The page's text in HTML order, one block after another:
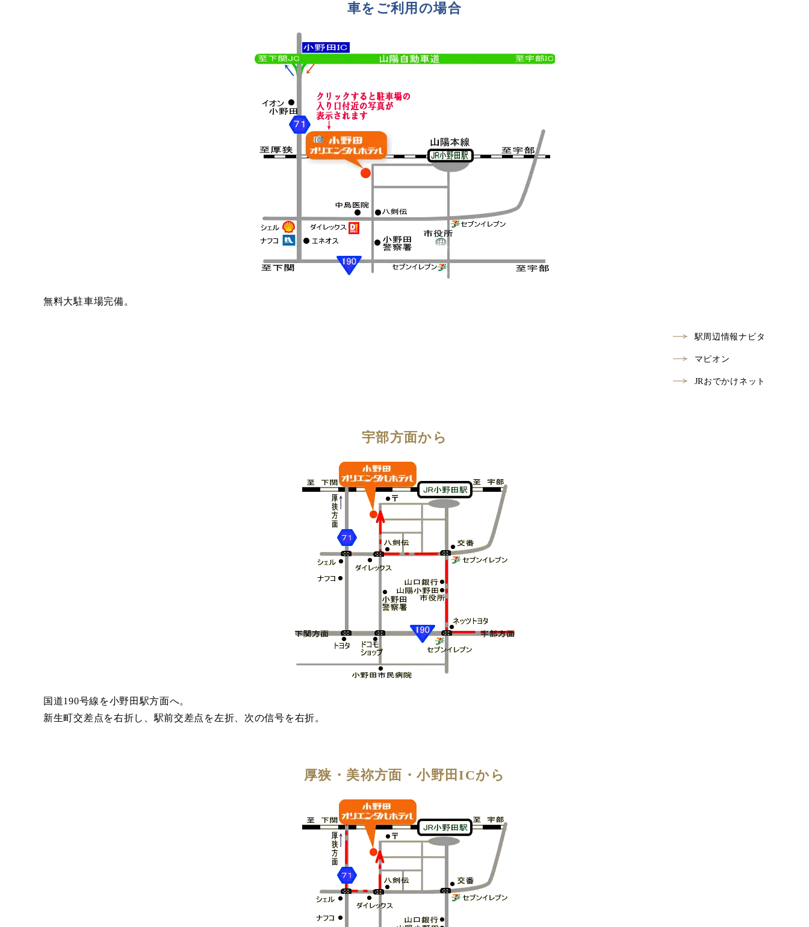
車をご利用の場合
無料大駐車場完備。
駅周辺情報ナビタ
マピオン
JRおでかけネット
宇部方面から
国道190号線を小野田駅方面へ。
新生町交差点を右折し、駅前交差点を左折、次の信号を右折。
厚狭・美祢方面・小野田ICから